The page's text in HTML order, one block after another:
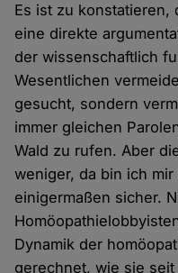
Es ist zu konstatieren,
eine direkte
der wissenschaftlich
Wesentlichen
gesucht, sondern
immer gleichen
Wald zu rufen. Aber
weniger, da bin ich
einigermaßen sicher.
Dynamik der
gerechnet, wie sie